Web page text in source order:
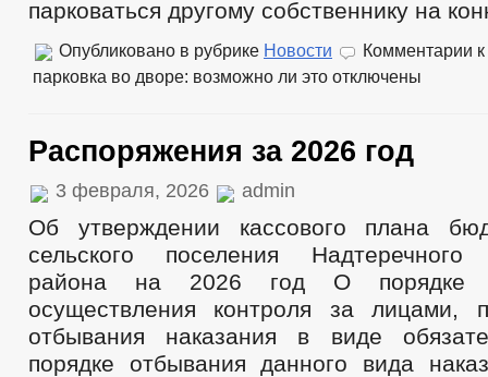
парковаться другому собственнику на
Опубликовано в рубрике Новости Комментарии
парковка во дворе: возможно ли это отключены
Распоряжения за 2026 год
3 февраля, 2026 admin
Об утверждении кассового плана
сельского поселения Надтеречного
района на 2026 год О порядке
осуществления контроля за лицами,
отбывания наказания в виде
порядке отбывания данного вида